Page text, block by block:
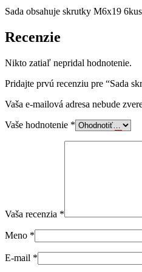
Sada obsahuje skrutky M6x19
Recenzie
Nikto zatiaľ nepridal hodnotenie.
Pridajte prvú recenziu pre “Sada
Vaša e-mailová adresa nebude
Vaše hodnotenie *
Vaša recenzia *
Meno *
E-mail *